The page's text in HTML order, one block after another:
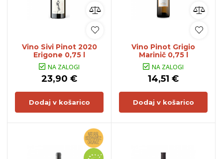
Vino Sivi Pinot 2020
Erigone 0,75 l
NA ZALOGI
23,90 €
Dodaj v košarico
Vino Pinot Grigio
Marinič 0,75 l
NA ZALOGI
14,51 €
Dodaj v košarico